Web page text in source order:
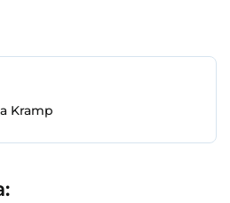
Kramp